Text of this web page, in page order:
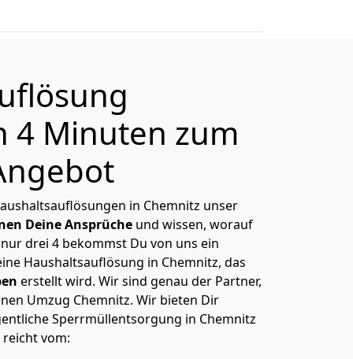
4 Minuten zum
in Chemnitz unser
Deine Ansprüche und wissen, worauf
drei 4 bekommst Du von uns ein
Haushaltsauflösung in Chemnitz, das
erstellt wird. Wir sind genau der Partner,
Umzug Chemnitz. Wir bieten Dir
Sperrmüllentsorgung in Chemnitz
vom: